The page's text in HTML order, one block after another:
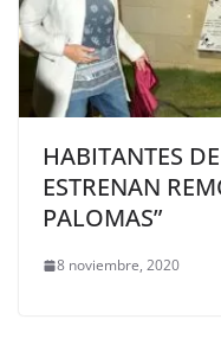
HABITANTES
ESTRENAN
PALOMAS”
8 noviembre, 2020